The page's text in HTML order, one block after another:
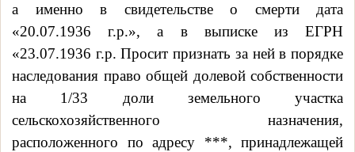
а именно в свидетельстве о смерти дата
«20.07.1936 г.р.», а в выписке из ЕГРН
«23.07.1936 г.р. Просит признать за ней в порядке
наследования право общей долевой собственности
на 1/33 доли земельного участка
сельскохозяйственного назначения,
расположенного по адресу ***, принадлежащей